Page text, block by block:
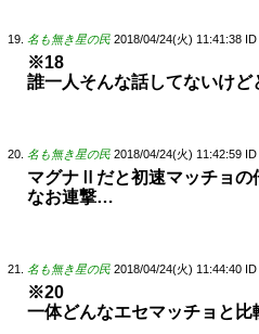
名も無き星の民 2018/04/24(火) 11:41:38
※18
誰一人そんな話してないけど
名も無き星の民 2018/04/24(火) 11:42:59
マグナⅡだと初速マッチョの
なお連撃…
名も無き星の民 2018/04/24(火) 11:44:40
※20
一体どんなエセマッチョと比